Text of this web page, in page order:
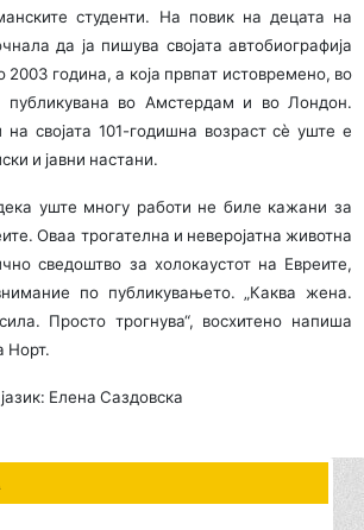
студенти. На повик на децата на
да ја пишува својата автобиографија
2003 година, а која првпат истовремено, во
во Амстердам и во Лондон.
својата 101-годишна возраст сè уште е
и јавни настани.
уште многу работи не биле кажани за
Оваа трогателна и неверојатна животна
сведоштво за холокаустот на Евреите,
по публикувањето. „Каква жена.
Просто трогнува“, восхитено напиша
Норт.
Елена Саздовска